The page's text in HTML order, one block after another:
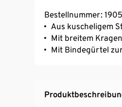
Bestellnummer:
Aus kuscheligem
Mit breitem
Mit Bindegürtel